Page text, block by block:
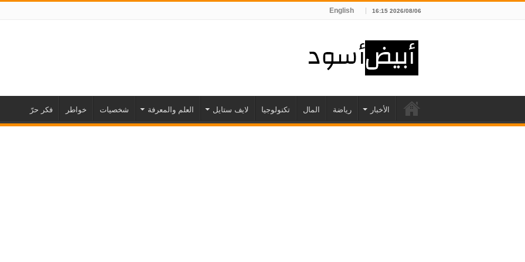
2026/08/06 16:15
English
الأخبار رياضة المال تكنولوجيا لايف ستايل العلم والمعرفة شخصيات خواطر فكر حرّ